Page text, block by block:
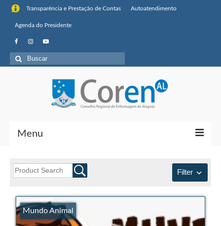
Transparência e Prestação de Contas Autoatendimento
Agenda do Presidente
Menu
Missão, visão de futuro e valores
Organograma
Filter
Mundo Animal